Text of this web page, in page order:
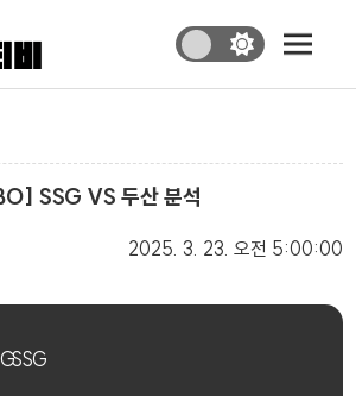
SSG VS 두산 분석
2025. 3. 23. 오전 5:00:00
SSG